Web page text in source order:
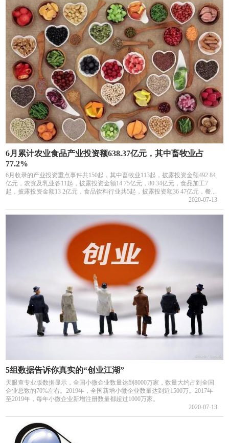
6月累计农业食品产业投资额638.37亿元，其中畜牧业占
77.2%
6月收录的产业投资重点事件共150起，其中畜牧业113起，披露投资金额492 84
亿元，农资及乳业各11起，披露投资金额14 75亿元，80 34亿元，食品加工7
起，披露投资金额13 2亿元，食品饮料行业共5起，披露投资额36 47亿元，餐...
2020-07-13
5组数据告诉你真实的“创业江湖”
天眼查专业版数据显示，全国小微企业数量达到8000万家，数量大约占到全国
企业总数的70%左右。2019年，全国新增小微企业数量达到近1500万。2017年
至2019年，每年小微企业新增注册数量都超过1000万家。
2020-07-13